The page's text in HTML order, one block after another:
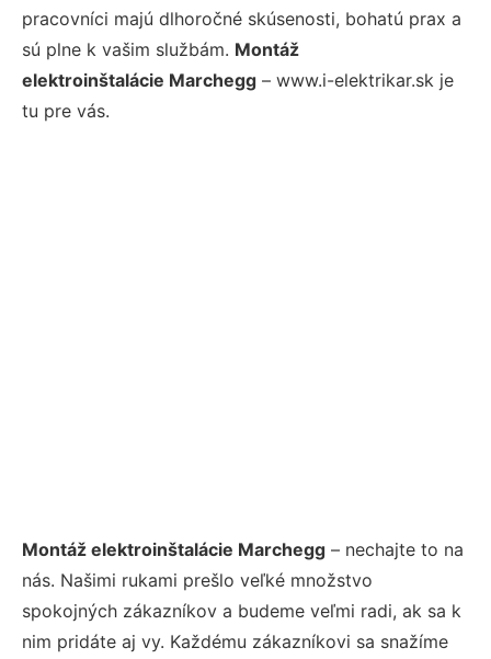
pracovníci majú dlhoročné skúsenosti, bohatú prax a
sú plne k vašim službám. Montáž
elektroinštalácie Marchegg – www.i-elektrikar.sk je
tu pre vás.
Montáž elektroinštalácie Marchegg – nechajte to na
nás. Našimi rukami prešlo veľké množstvo
spokojných zákazníkov a budeme veľmi radi, ak sa k
nim pridáte aj vy. Každému zákazníkovi sa snažíme